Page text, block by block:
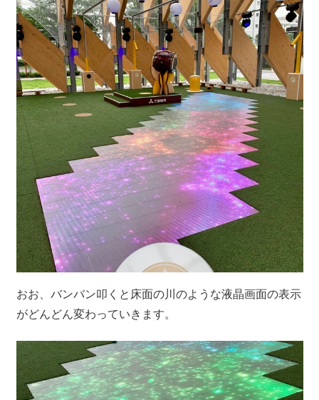
おお、バンバン叩くと床面の川のような液晶画面の表示
がどんどん変わっていきます。